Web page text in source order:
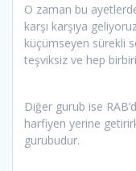
O zaman bu
karşı karşıya
küçümseyen sürekli
teşviksiz ve hep
Diğer gurub ise
harfiyen yerine
gurubudur.